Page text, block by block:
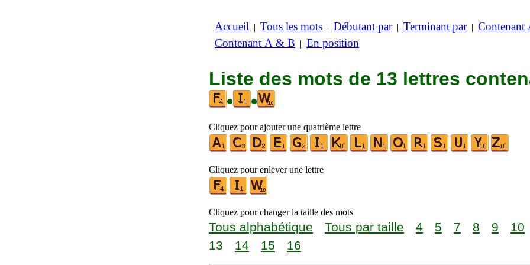
Accueil | Tous les mots | Débutant par| Terminant par| Contenant
Contenant A & B | En position
Liste des mots de 13 lettres
•
•
Cliquez pour ajouter une quatrième lettre
Cliquez pour enlever une lettre
Cliquez pour changer la taille des mots
Tous alphabétique Tous par taille 4 5 7 8 9 10
13
14 15 16